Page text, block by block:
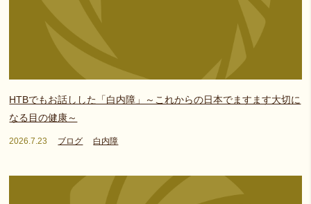
HTBでもお話しした「白内障」～これからの日本でますます大切に
なる目の健康～
2026.7.23 ブログ 白内障